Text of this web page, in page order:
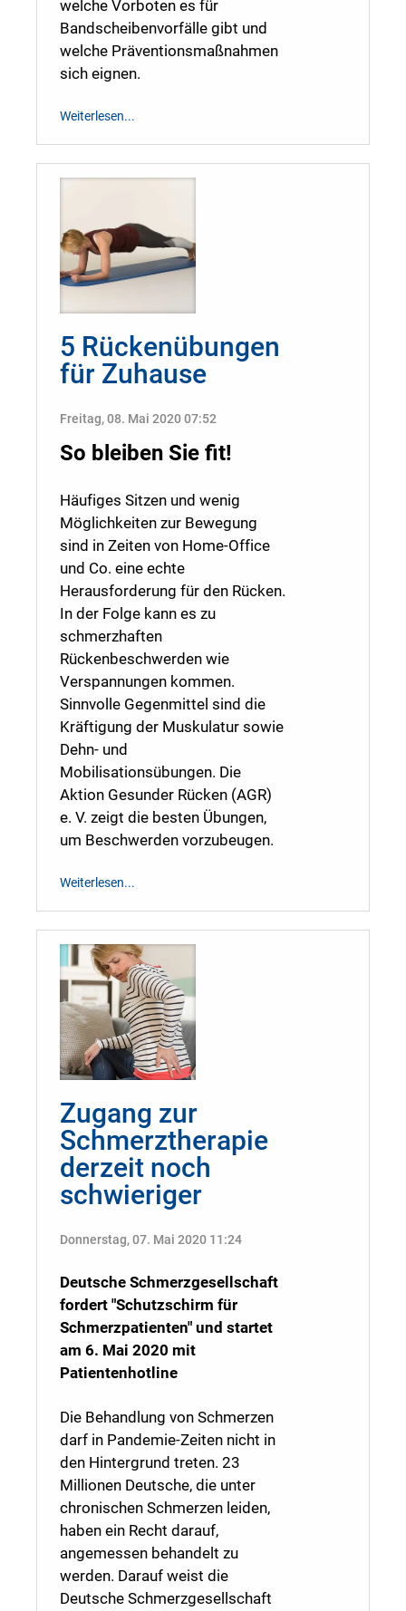
welche Vorboten es für
Bandscheibenvorfälle gibt und
welche Präventionsmaßnahmen
sich eignen.
Weiterlesen...
5 Rückenübungen
für Zuhause
Freitag, 08. Mai 2020 07:52
So bleiben Sie fit!
Häufiges Sitzen und wenig
Möglichkeiten zur Bewegung
sind in Zeiten von Home-Office
und Co. eine echte
Herausforderung für den Rücken.
In der Folge kann es zu
schmerzhaften
Rückenbeschwerden wie
Verspannungen kommen.
Sinnvolle Gegenmittel sind die
Kräftigung der Muskulatur sowie
Dehn- und
Mobilisationsübungen. Die
Aktion Gesunder Rücken (AGR)
e. V. zeigt die besten Übungen,
um Beschwerden vorzubeugen.
Weiterlesen...
Zugang zur
Schmerztherapie
derzeit noch
schwieriger
Donnerstag, 07. Mai 2020 11:24
Deutsche Schmerzgesellschaft
fordert "Schutzschirm für
Schmerzpatienten" und startet
am 6. Mai 2020 mit
Patientenhotline
Die Behandlung von Schmerzen
darf in Pandemie-Zeiten nicht in
den Hintergrund treten. 23
Millionen Deutsche, die unter
chronischen Schmerzen leiden,
haben ein Recht darauf,
angemessen behandelt zu
werden. Darauf weist die
Deutsche Schmerzgesellschaft